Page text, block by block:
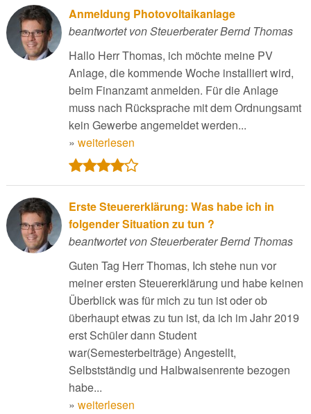
Anmeldung Photovoltaikanlage
beantwortet von Steuerberater Bernd Thomas
Hallo Herr Thomas, ich möchte meine PV
Anlage, die kommende Woche installiert wird,
beim Finanzamt anmelden. Für die Anlage
muss nach Rücksprache mit dem Ordnungsamt
kein Gewerbe angemeldet werden...
» weiterlesen
Erste Steuererklärung: Was habe ich in
folgender Situation zu tun ?
beantwortet von Steuerberater Bernd Thomas
Guten Tag Herr Thomas, Ich stehe nun vor
meiner ersten Steuererklärung und habe keinen
Überblick was für mich zu tun ist oder ob
überhaupt etwas zu tun ist, da ich im Jahr 2019
erst Schüler dann Student
war(Semesterbeiträge) Angestellt,
Selbstständig und Halbwaisenrente bezogen
habe...
» weiterlesen